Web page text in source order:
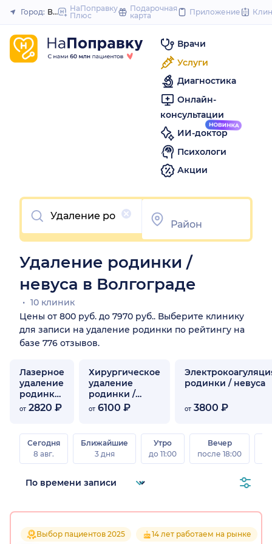
to
Закрыть
Город: ВолгоградНаПоправку
Плюс
Подарочная
карта
Приложение
Врачи
Услуги
Диагностика
Онлайн-
консультации
ИИ-доктор
Психологи
Акции
Очистить
Удаление родинки /
невуса в Волгограде
10 клиник
Цены от 800 руб. до 7970 руб.. Выберите клинику
для записи на удаление родинки по рейтингу на
базе 776 отзывов.
Лазерное
удаление
родинки
/ невуса
от 2820 ₽
Хирургическое
удаление
родинки /
невуса
от 6100 ₽
родинки / невуса
от 3800 ₽
Сегодня
8 авг.
Ближайшие
3 дня
Утро
до 11:00
Вечер
после 18:00
Выбор пациентов 2025 14 лет работаем на рынке